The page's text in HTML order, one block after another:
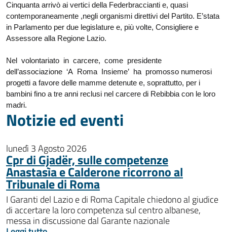
Cinquanta arrivò ai vertici della Federbraccianti e, quasi
contemporaneamente ,negli organismi direttivi del Partito. E’stata
in Parlamento per due legislature e, più volte, Consigliere e
Assessore alla Regione Lazio.
Nel volontariato in carcere, come presidente
dell’associazione ‘A Roma Insieme’ ha promosso numerosi
progetti a favore delle mamme detenute e, soprattutto, per i
bambini fino a tre anni reclusi nel carcere di Rebibbia con le loro
madri.
Notizie ed eventi
lunedì 3 Agosto 2026
Cpr di Gjadër, sulle competenze
Anastasìa e Calderone ricorrono al
Tribunale di Roma
I Garanti del Lazio e di Roma Capitale chiedono al giudice
di accertare la loro competenza sul centro albanese,
messa in discussione dal Garante nazionale